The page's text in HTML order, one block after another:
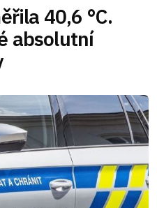
40,6 °C.
absolutní